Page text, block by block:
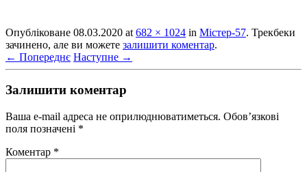
Опубліковане 08.03.2020 at 682 × 1024 in Містер-57. Трекбеки
зачинено, але ви можете залишити коментар.
← Попереднє Наступне →
Залишити коментар
Ваша e-mail адреса не оприлюднюватиметься. Обов’язкові
поля позначені *
Коментар *